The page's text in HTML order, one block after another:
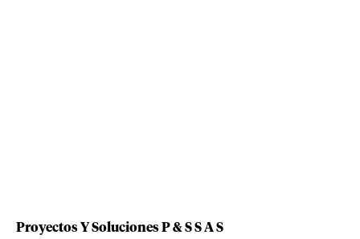
Proyectos Y Soluciones P & S S A S